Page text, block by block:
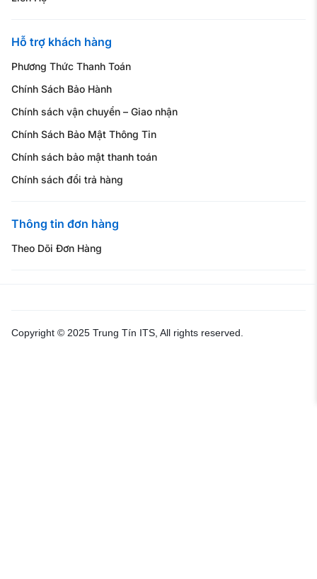
Hỗ trợ khách hàng
Phương Thức Thanh Toán
Chính Sách Bảo Hành
Chính sách vận chuyển – Giao nhận
Chính Sách Bảo Mật Thông Tin
Chính sách bảo mật thanh toán
Chính sách đổi trả hàng
Thông tin đơn hàng
Theo Dõi Đơn Hàng
Copyright © 2025 Trung Tín ITS, All rights reserved.